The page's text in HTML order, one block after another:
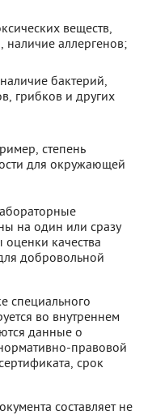
веществ,
аллергенов;
бактерий,
грибков и других
степень
для окружающей
на один или сразу
оценки качества
добровольной
специального
во внутреннем
данные о
правовой
срок
составляет не